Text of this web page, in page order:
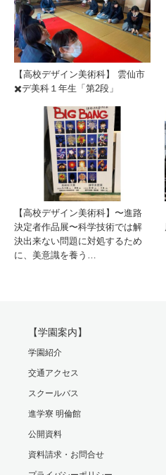
【高校デザイン美術科】 雲仙市
✖️デ美科１年生「第2段」
【高校デザイン美術科】〜進路
決定者作品展〜科学技術では解
決出来ない問題に対処するため
に、美意識を養う…
【学園案内】
学園紹介
交通アクセス
スクールバス
進学寮 明倫館
公開資料
資料請求・お問合せ